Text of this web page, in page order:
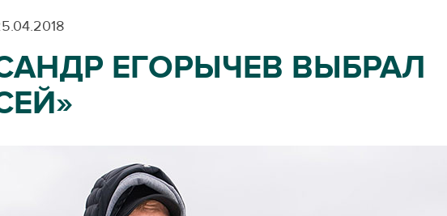
ЕГОРЫЧЕВ ВЫБРАЛ